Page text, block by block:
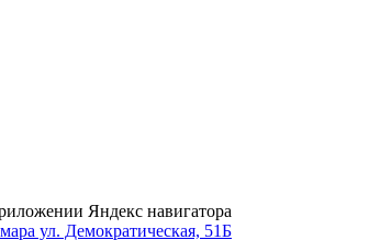
Яндекс навигатора
ул. Демократическая, 51Б